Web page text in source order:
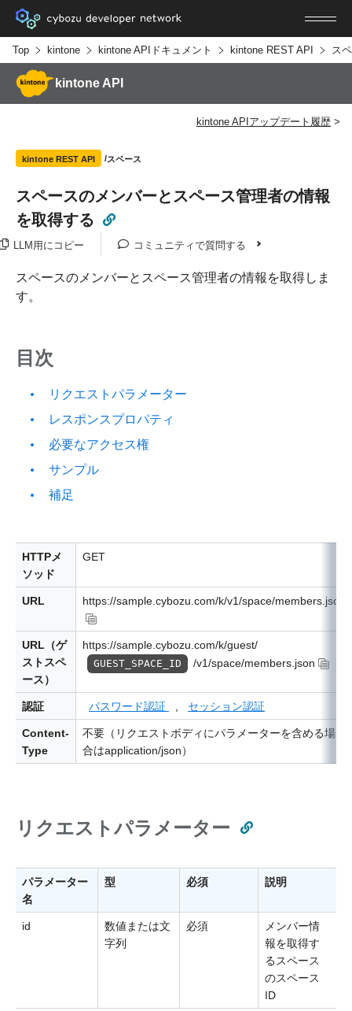
Top kintone kintone APIドキュメント kintone REST API ス
kintone API
kintone APIアップデート履歴
kintone REST API スペース
スペースのメンバーとスペース管理者の情報
を取得する
LLM用にコピー コミュニティで質問する
スペースのメンバーとスペース管理者の情報を取得しま
す。
目次
リクエストパラメーター
レスポンスプロパティ
必要なアクセス権
サンプル
補足
HTTPメ
ソッド
GET
URL https://sample.cybozu.com/k/v1/space/members.json
URL（ゲ
ストスペ
ース）
https://sample.cybozu.com/k/guest/
GUEST_SPACE_ID /v1/space/members.json
認証 パスワード認証 セッション認証
Content-
Type
不要（リクエストボディにパラメーターを含める場
合はapplication/json）
リクエストパラメーター
パラメーター
名
型 必須 説明
id
数値または文
字列
必須
メンバー情
報を取得す
るスペース
のスペース
ID